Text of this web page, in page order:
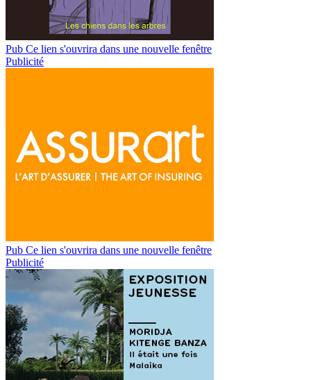
Pub Ce lien s'ouvrira dans une nouvelle fenêtre
Publicité
Pub Ce lien s'ouvrira dans une nouvelle fenêtre
Publicité